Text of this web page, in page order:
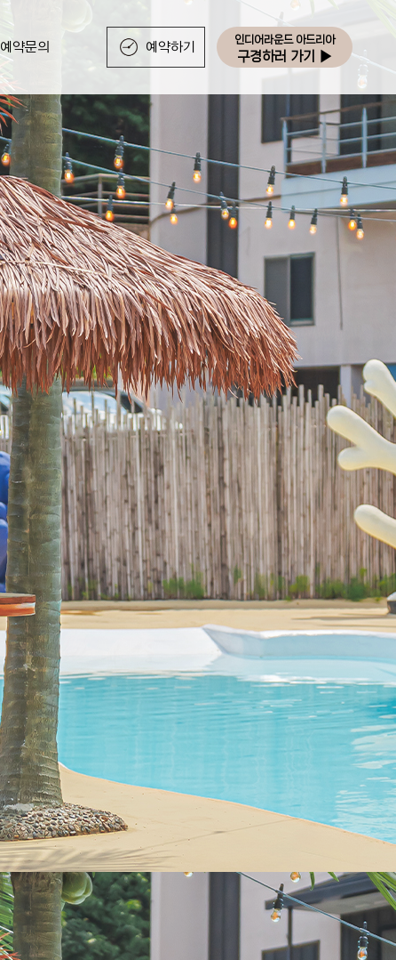
예약문의 예약하기 인디어라운드 아드리아
구경하러 가기 ▶